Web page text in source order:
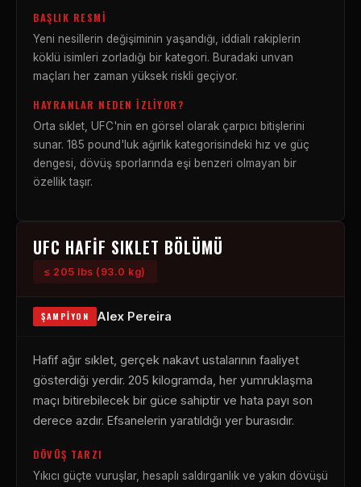
BAŞLIK RESMI
Yeni nesillerin değişiminin yaşandığı, iddialı rakiplerin
köklü isimleri zorladığı bir kategori. Buradaki unvan
maçları her zaman yüksek riskli geçiyor.
HAYRANLAR NEDEN İZLIYOR?
Orta sıklet, UFC'nin en görsel olarak çarpıcı bitişlerini
sunar. 185 pound'luk ağırlık kategorisindeki hız ve güç
dengesi, dövüş sporlarında eşi benzeri olmayan bir
özellik taşır.
UFC HAFIF SIKLET BÖLÜMÜ
≤ 205 lbs (93.0 kg)
ŞAMPIYON Alex Pereira
Hafif ağır sıklet, gerçek nakavt ustalarının faaliyet
gösterdiği yerdir. 205 kilogramda, her yumruklaşma
maçı bitirebilecek bir güce sahiptir ve hata payı son
derece azdır. Efsanelerin yaratıldığı yer burasıdır.
DÖVÜŞ TARZI
Yıkıcı güçte vuruşlar, hesaplı saldırganlık ve yakın dövüşü